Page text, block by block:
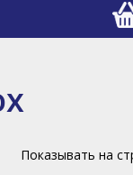
Показывать на